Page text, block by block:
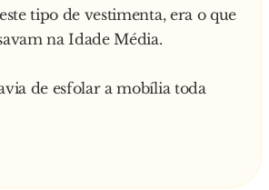
tipo de vestimenta, era o que
na Idade Média.
de esfolar a mobília toda